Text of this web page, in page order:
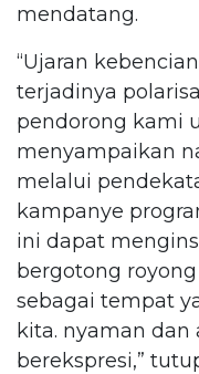
mendatang.
“Ujaran
terjadinya
pendorong kami
menyampaikan
melalui
kampanye
ini dapat
bergotong
sebagai tempat
kita. nyaman
berekspresi,”